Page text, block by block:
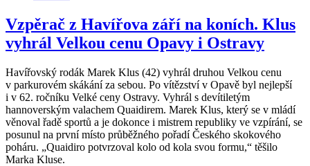
Vzpěrač z Havířova září na koních. Klus
vyhrál Velkou cenu Opavy i Ostravy
Havířovský rodák Marek Klus (42) vyhrál druhou Velkou cenu
v parkurovém skákání za sebou. Po vítězství v Opavě byl nejlepší
i v 62. ročníku Velké ceny Ostravy. Vyhrál s devítiletým
hannoverským valachem Quaidirem. Marek Klus, který se v mládí
věnoval řadě sportů a je dokonce i mistrem republiky ve vzpírání, se
posunul na první místo průběžného pořadí Českého skokového
poháru. „Quaidiro potvrzoval kolo od kola svou formu,“ těšilo
Marka Kluse.